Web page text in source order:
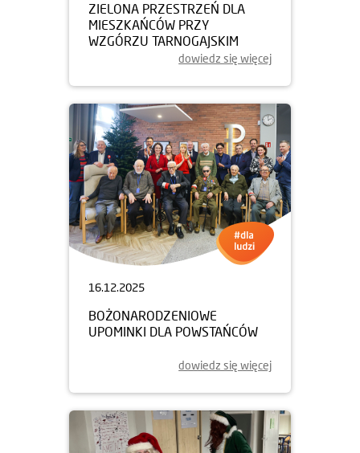
ZIELONA PRZESTRZEŃ DLA
MIESZKAŃCÓW PRZY
WZGÓRZU TARNOGAJSKIM
dowiedz się więcej
16.12.2025
BOŻONARODZENIOWE
UPOMINKI DLA POWSTAŃCÓW
dowiedz się więcej